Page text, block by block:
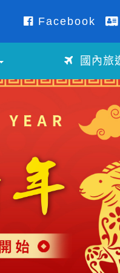
Facebook
國內旅